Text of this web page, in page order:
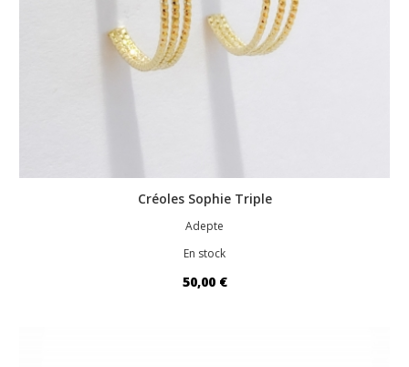
Créoles Sophie Triple
Adepte
En stock
50,00 €